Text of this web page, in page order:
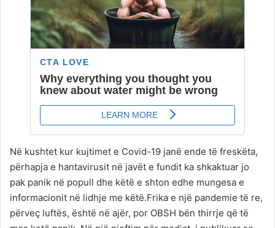
Në kushtet kur kujtimet e Covid-19 janë ende të freskëta,
përhapja e hantavirusit në javët e fundit ka shkaktuar jo
pak panik në popull dhe këtë e shton edhe mungesa e
informacionit në lidhje me këtë.Frika e një pandemie të re,
përveç luftës, është në ajër, por OBSH bën thirrje që të